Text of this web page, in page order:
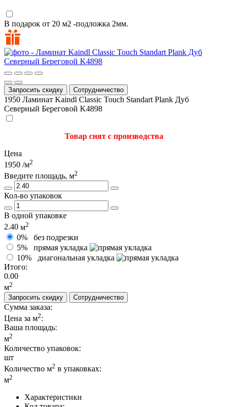
В подарок от 20 м2 -подложка 2мм.
Запросить скидку Сотрудничество
1950 Ламинат Kaindl Classic Touch Standart Plank Дуб
Северный Береговой K4898
Товар снят с производства
Цена
1950 /м2
Введите площадь, м2
Кол-во упаковок
В одной упаковке
2.40 м2
0% без подрезки
5% прямая укладка
10% диагональная укладка
Итого:
0.00
м2
Запросить скидку
Сотрудничество
Сумма заказа:
Цена за м2:
Ваша площадь:
м2
Количество упаковок:
шт
Количество м2 в упаковках:
м2
Характеристики